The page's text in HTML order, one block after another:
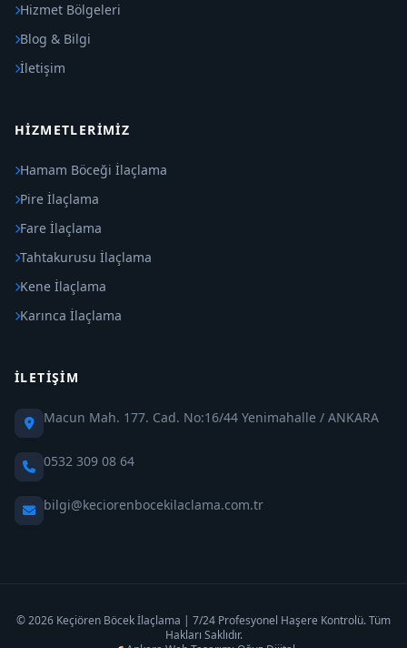
Hizmet Bölgeleri
Blog & Bilgi
İletişim
HIZMETLERIMIZ
Hamam Böceği İlaçlama
Pire İlaçlama
Fare İlaçlama
Tahtakurusu İlaçlama
Kene İlaçlama
Karınca İlaçlama
İLETIŞIM
Macun Mah. 177. Cad. No:16/44 Yenimahalle / ANKARA
0532 309 08 64
bilgi@keciorenbocekilaclama.com.tr
© 2026 Keçiören Böcek İlaçlama | 7/24 Profesyonel Haşere Kontrolü. Tüm
Hakları Saklıdır.